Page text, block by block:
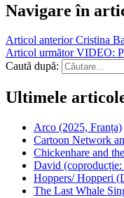
Navigare în
Articol anteriorCristina
Articol următorVIDEO:
Caută după:
Ultimele
Arco (2025, Franța)
Cartoon Network
Chickenhare and
David
Hoppers/ Hopperi
The Last Whale